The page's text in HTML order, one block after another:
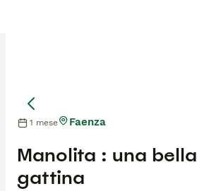
Manolita : una bella
gattina
1 mese Faenza